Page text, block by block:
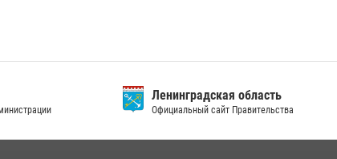
Ленинградская область
Официальный сайт Правительства